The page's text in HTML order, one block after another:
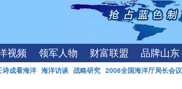
视频 领军人物 财富联盟 品牌山东
诗成看海洋 海洋访谈 战略研究 2008全国海洋厅局长会议